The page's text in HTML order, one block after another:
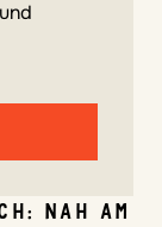
NAH AM